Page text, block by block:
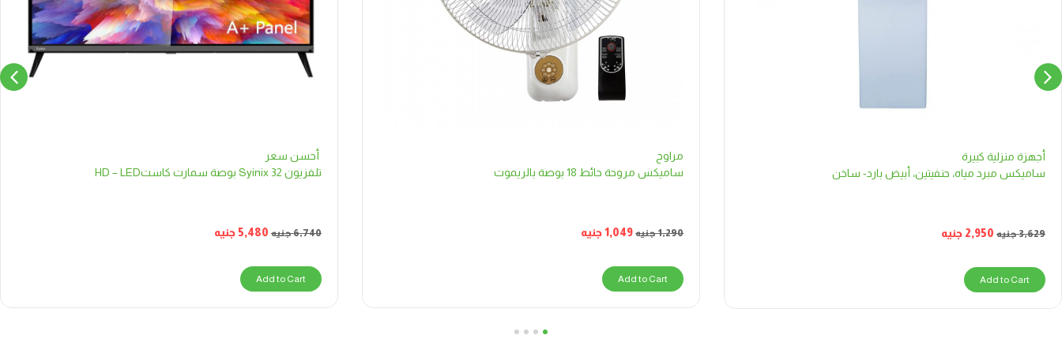
أجهزة منزلية كبيرة
ساميكس مبرد مياه، حنفيتين، أبيض بارد- ساخن
3,629جنيه 2,950 جنيه
Add to Cart
مراوح
ساميكس مروحة حائط 18 بوصة بالريموت
1,290جنيه 1,049جنيه
Add to Cart
أحسن سعر
تلفزيون Syinix 32 بوصة سمارت كاستHD – LED
6,740جنيه 5,480جنيه
Add to Cart